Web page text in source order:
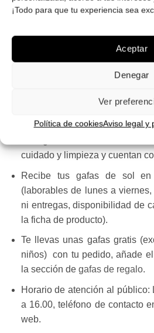
¡Todo para que tu experiencia sea
Aceptar
Denegar
Ver
Política de cookiesAviso legal y
Envío ¡GRATIS! en España
euros, no enviamos a
Dispones de 14 días para
cuidado y limpieza y cuentan
Recibe tus gafas de sol
(laborables de lunes a
ni entregas, disponibilidad de
la ficha de producto).
Te llevas unas gafas gratis
niños) con tu pedido, añade
la sección de gafas de regalo.
Horario de atención al público:
a 16.00, teléfono de contacto
web.